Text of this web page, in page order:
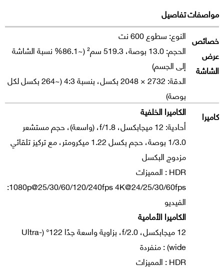
مواصفاتتفاصيل
خصائص
عرض
الشاشة
النوع: سطوع 600 نت
الحجم: 13.0 بوصة، 519.3 سم² (~86.1% نسبة الشاشة
إلى الجسم)
الدقة: ‎2048 × 2732‎ بكسل، بنسبة 4:3 (~264 بكسل لكل
بوصة)
كاميرا
الكاميرا الخلفية
أحادية: 12 ميجابكسل، f/1.8، (واسعة)، حجم مستشعر
1/3.0 بوصة، حجم بكسل 1.22 ميكرومتر، مع تركيز تلقائي
مزدوج البكسل
HDR : المميزات
4K@24/25/30/60fps ‏1080p@25/30/60/120/240fps:
الفيديو
الكاميرا الأمامية
12 ميجابكسل، f/2.0، بزاوية واسعة جدًا 122° (Ultra-
wide) : منفردة
HDR : المميزات